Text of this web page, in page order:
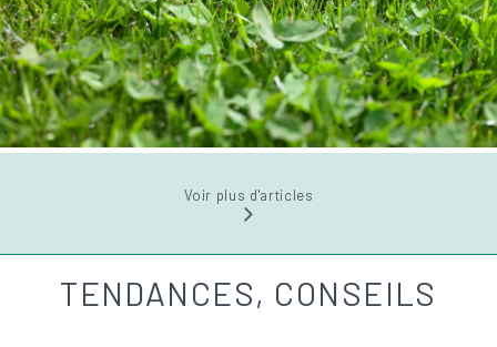
Voir plus d'articles
TENDANCES, CONSEILS